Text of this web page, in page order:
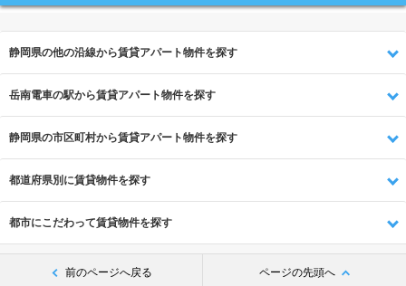
静岡県の他の沿線から賃貸アパート物件を探す
岳南電車の駅から賃貸アパート物件を探す
静岡県の市区町村から賃貸アパート物件を探す
都道府県別に賃貸物件を探す
都市にこだわって賃貸物件を探す
前のページへ戻る ページの先頭へ